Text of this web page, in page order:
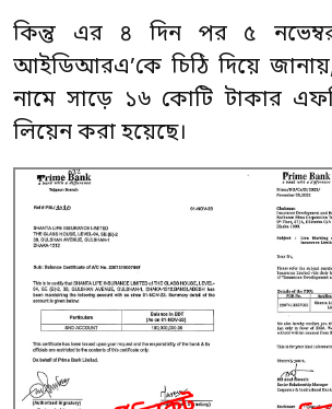
কিন্তু এর ৪ দিন পর ৫ নভেম্বর
আইডিআরএ’কে চিঠি দিয়ে
নামে সাড়ে ১৬ কোটি টাকার
লিয়েন করা হয়েছে।